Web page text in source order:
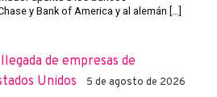
y Bank of America y al alemán […]
de empresas de
Unidos
5 de agosto de 2026